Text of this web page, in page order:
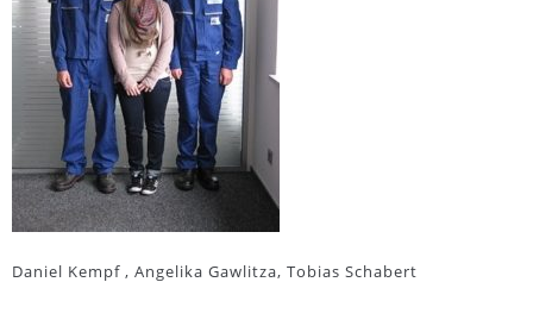
Daniel Kempf , Angelika Gawlitza, Tobias Schabert